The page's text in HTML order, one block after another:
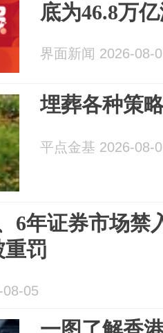
底为46.8万
界面新闻 2026-08-
埋葬各种策
平点金基 2026-08-
6年证券市场禁
重罚
05